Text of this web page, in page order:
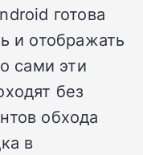
готова
и отображать
сами эти
без
обхода
в